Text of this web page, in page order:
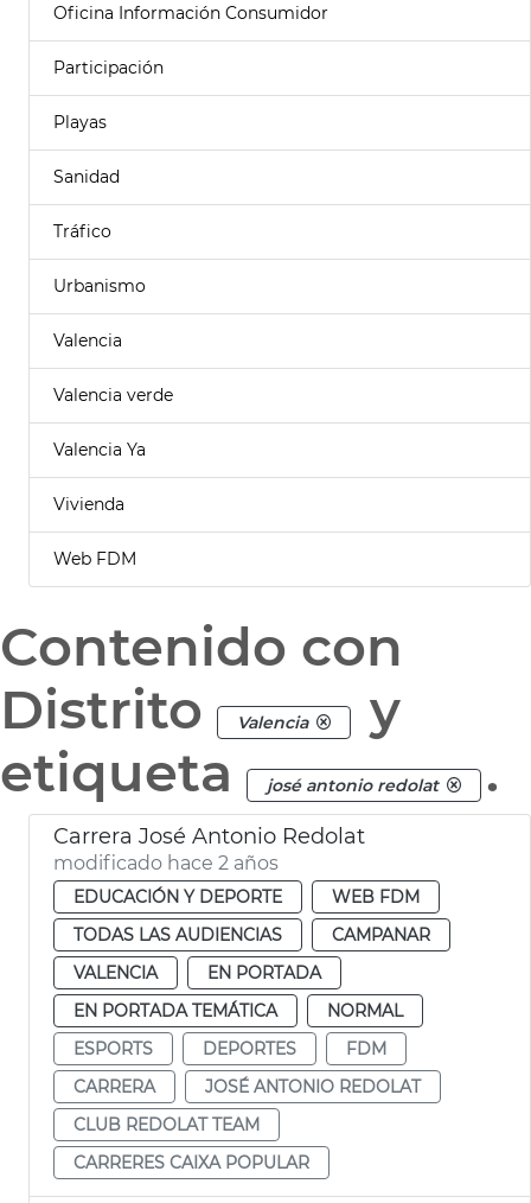
Oficina Información Consumidor
Participación
Playas
Sanidad
Tráfico
Urbanismo
Valencia
Valencia verde
Valencia Ya
Vivienda
Web FDM
Contenido con
Distrito
Valencia
y
etiqueta
josé antonio redolat .
Carrera José Antonio Redolat
modificado hace 2 años
EDUCACIÓN Y DEPORTE
WEB FDM
TODAS LAS AUDIENCIAS
CAMPANAR
VALENCIA
EN PORTADA
EN PORTADA TEMÁTICA
NORMAL
ESPORTS
DEPORTES
FDM
CARRERA
JOSÉ ANTONIO REDOLAT
CLUB REDOLAT TEAM
CARRERES CAIXA POPULAR